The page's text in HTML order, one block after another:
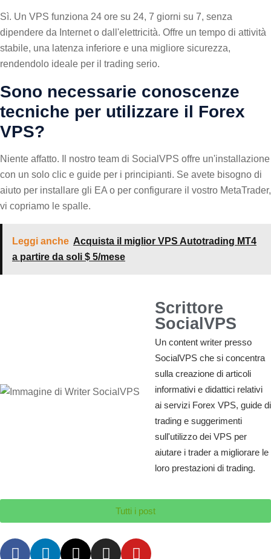
Sì. Un VPS funziona 24 ore su 24, 7 giorni su 7, senza
dipendere da Internet o dall'elettricità. Offre un tempo di attività
stabile, una latenza inferiore e una migliore sicurezza,
rendendolo ideale per il trading serio.
Sono necessarie conoscenze
tecniche per utilizzare il Forex
VPS?
Niente affatto. Il nostro team di SocialVPS offre un'installazione
con un solo clic e guide per i principianti. Se avete bisogno di
aiuto per installare gli EA o per configurare il vostro MetaTrader,
vi copriamo le spalle.
Leggi anche Acquista il miglior VPS Autotrading MT4
a partire da soli $ 5/mese
Scrittore
SocialVPS
Un content writer presso
SocialVPS che si concentra
sulla creazione di articoli
informativi e didattici relativi
ai servizi Forex VPS, guide di
trading e suggerimenti
sull'utilizzo dei VPS per
aiutare i trader a migliorare le
loro prestazioni di trading.
Tutti i post